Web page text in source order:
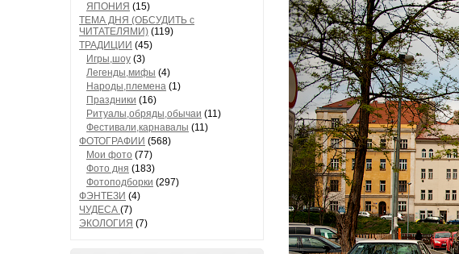
ЯПОНИЯ (15)
ТЕМА ДНЯ (ОБСУДИТЬ с
ЧИТАТЕЛЯМИ) (119)
ТРАДИЦИИ (45)
Игры,шоу (3)
Легенды,мифы (4)
Народы,племена (1)
Праздники (16)
Ритуалы,обряды,обычаи (11)
Фестивали,карнавалы (11)
ФОТОГРАФИИ (568)
Мои фото (77)
Фото дня (183)
Фотоподборки (297)
ФЭНТЕЗИ (4)
ЧУДЕСА (7)
ЭКОЛОГИЯ (7)